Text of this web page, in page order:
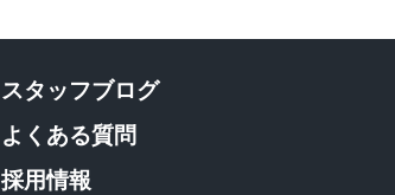
スタッフブログ
よくある質問
採用情報